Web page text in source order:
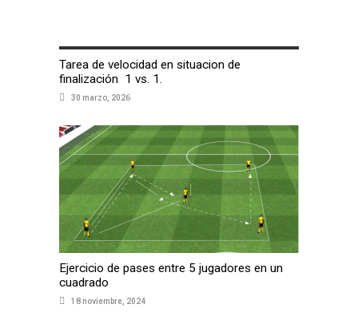
Tarea de velocidad en situacion de
finalización 1 vs. 1.
30 marzo, 2026
Ejercicio de pases entre 5 jugadores en un
cuadrado
18 noviembre, 2024